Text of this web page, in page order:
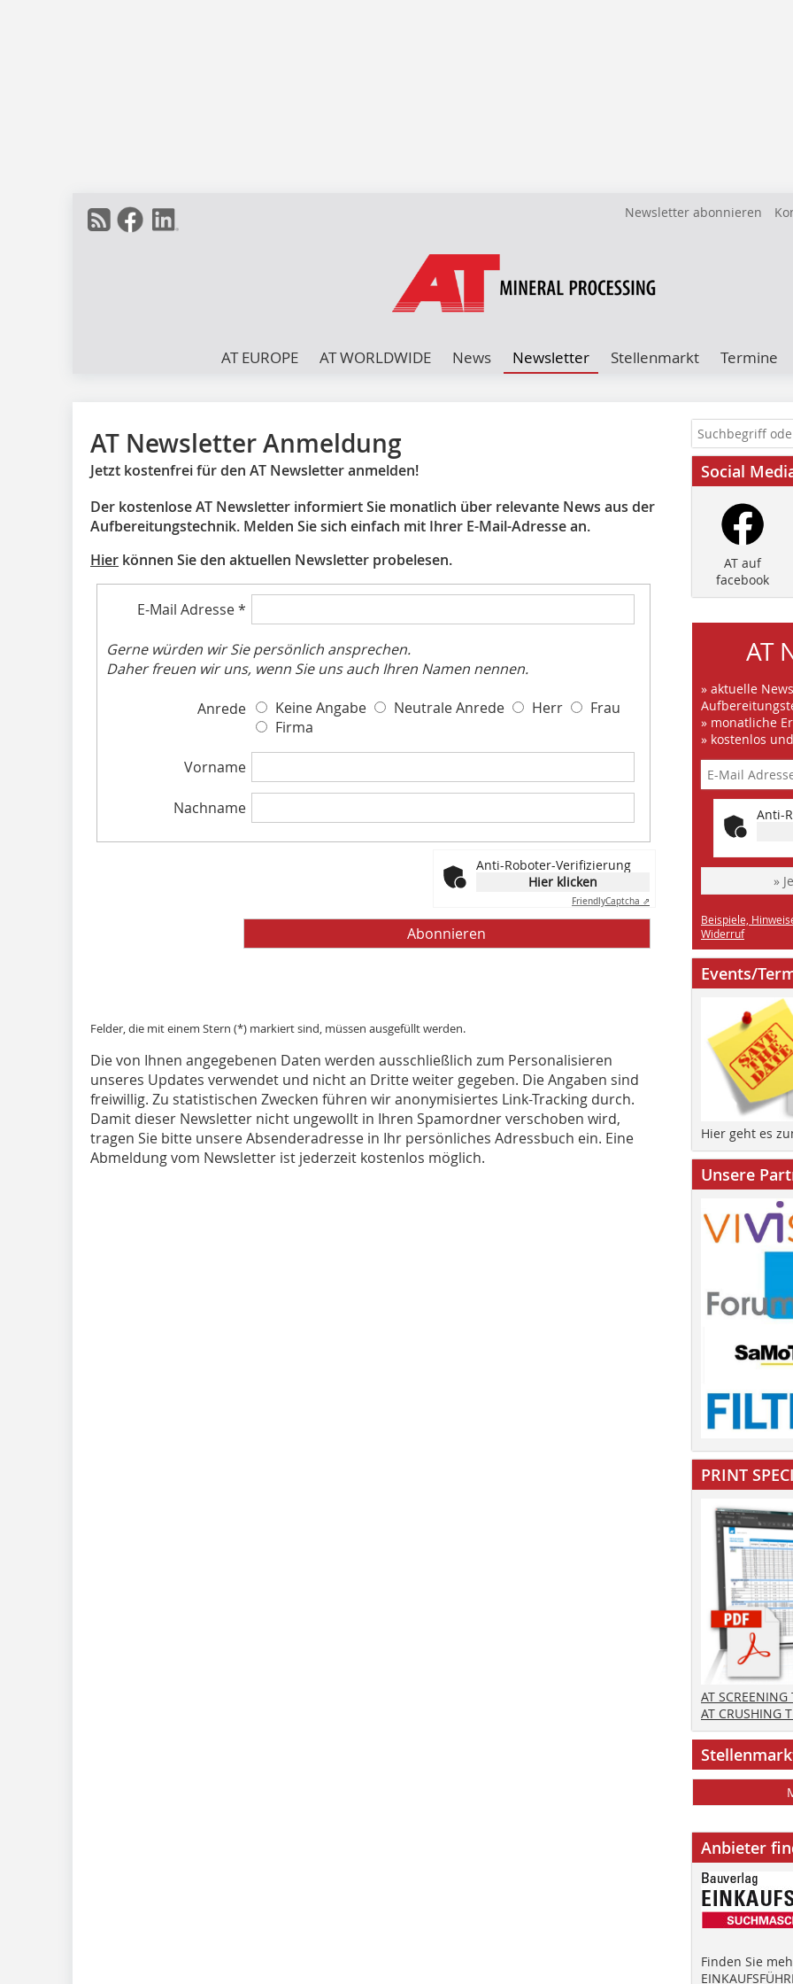
Newsletter abonnieren
AT EUROPE AT WORLDWIDE News Newsletter Stellenmarkt Termine
AT Newsletter Anmeldung
Jetzt kostenfrei für den AT Newsletter anmelden!
Der kostenlose AT Newsletter informiert Sie monatlich über relevante News aus der
Aufbereitungstechnik. Melden Sie sich einfach mit Ihrer E-Mail-Adresse an.
Hier können Sie den aktuellen Newsletter probelesen.
E-Mail Adresse*
Gerne würden wir Sie persönlich ansprechen.
Daher freuen wir uns, wenn Sie uns auch Ihren Namen nennen.
Anrede Keine Angabe Neutrale Anrede Herr
Frau
Firma
Vorname
Nachname
Anti-Roboter-Verifizierung
Hier klicken
FriendlyCaptcha ⇗
Felder, die mit einem Stern (*) markiert sind, müssen ausgefüllt werden.
Die von Ihnen angegebenen Daten werden ausschließlich zum Personalisieren
unseres Updates verwendet und nicht an Dritte weiter gegeben. Die Angaben sind
freiwillig. Zu statistischen Zwecken führen wir anonymisiertes Link-Tracking durch.
Damit dieser Newsletter nicht ungewollt in Ihren Spamordner verschoben wird,
tragen Sie bitte unsere Absenderadresse in Ihr persönliches Adressbuch ein. Eine
Abmeldung vom Newsletter ist jederzeit kostenlos möglich.
Social
AT auf
facebook
AT
» aktuelle
» monatliche
» kostenlos
Anti-
»
Beispiele,
Widerruf
Events/
Hier geht es
Unsere
PRINT
AT
AT CRUSHING
Anbieter
Finden Sie